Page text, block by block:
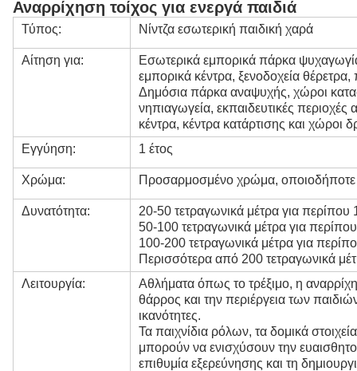
Αναρρίχηση τοίχος για ενεργά παιδιά
Τύπος: Νίντζα εσωτερική παιδική χαρά
Αίτηση για:
Εσωτερικά εμπορικά πάρκα
εμπορικά κέντρα, ξενοδοχεία
Δημόσια πάρκα αναψυχής, χώροι
νηπιαγωγεία, εκπαιδευτικές
κέντρα, κέντρα κατάρτισης και χώροι
Εγγύηση:
1 έτος
Χρώμα: Προσαρμοσμένο χρώμα, οποιοδήποτε
Δυνατότητα:
20-50 τετραγωνικά μέτρα για περίπου
50-100 τετραγωνικά μέτρα για
100-200 τετραγωνικά μέτρα για
Περισσότερα από 200 τετραγωνικά
Λειτουργία:
Αθλήματα όπως το τρέξιμο, η
θάρρος και την περιέργεια των
ικανότητες.
Τα παιχνίδια ρόλων, τα δομικά
μπορούν να ενισχύσουν την
επιθυμία εξερεύνησης και τη